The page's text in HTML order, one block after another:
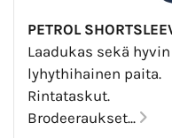
PETROL
Laadukas sekä
lyhythihainen paita.
Rintataskut.
Brodeeraukset...